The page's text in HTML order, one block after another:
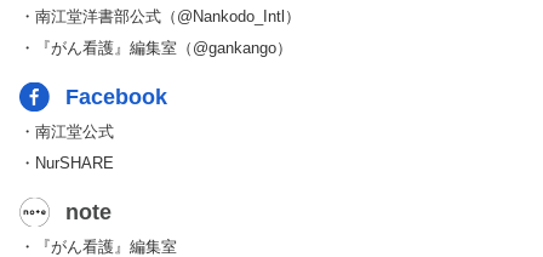
・南江堂洋書部公式（@Nankodo_Intl）
・『がん看護』編集室（@gankango）
Facebook
・南江堂公式
・NurSHARE
note
・『がん看護』編集室